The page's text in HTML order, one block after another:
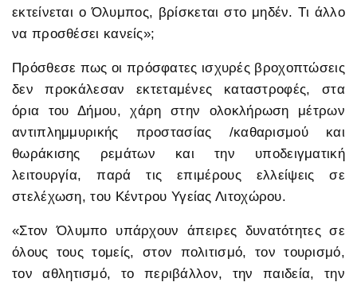
εκτείνεται ο Όλυμπος, βρίσκεται στο μηδέν. Τι άλλο
να προσθέσει κανείς»;
Πρόσθεσε πως οι πρόσφατες ισχυρές βροχοπτώσεις
δεν προκάλεσαν εκτεταμένες καταστροφές, στα
όρια του Δήμου, χάρη στην ολοκλήρωση μέτρων
αντιπλημμυρικής προστασίας /καθαρισμού και
θωράκισης ρεμάτων και την υποδειγματική
λειτουργία, παρά τις επιμέρους ελλείψεις σε
στελέχωση, του Κέντρου Υγείας Λιτοχώρου.
«Στον Όλυμπο υπάρχουν άπειρες δυνατότητες σε
όλους τους τομείς, στον πολιτισμό, τον τουρισμό,
τον αθλητισμό, το περιβάλλον, την παιδεία, την